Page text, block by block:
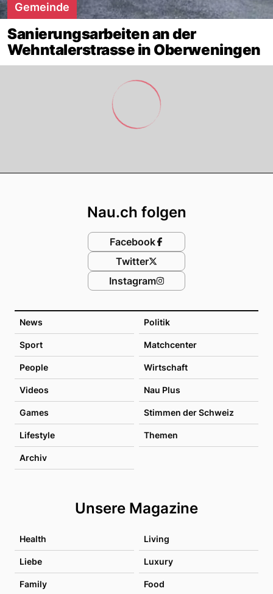
Gemeinde
Sanierungsarbeiten an der
Wehntalerstrasse in Oberweningen
News Politik
Sport Matchcenter
People Wirtschaft
Videos Nau Plus
Games Stimmen der Schweiz
Lifestyle Themen
Archiv
Unsere Magazine
Health Living
Liebe Luxury
Family Food
Nau.ch folgen
Facebook
Twitter
Instagram